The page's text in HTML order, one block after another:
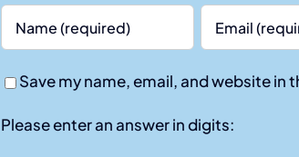
Save my name, email, and website
Please enter an answer in digits: